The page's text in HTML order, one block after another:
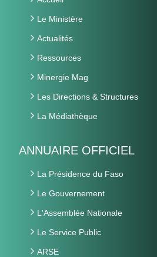
Le Ministère
Actualités
Ressources
Minergie Mag
Les Directions & Structures
La Médiathèque
ANNUAIRE OFFICIEL
La Présidence du Faso
Le Gouvernement
L'Assemblée Nationale
Le Service Public
ARSE